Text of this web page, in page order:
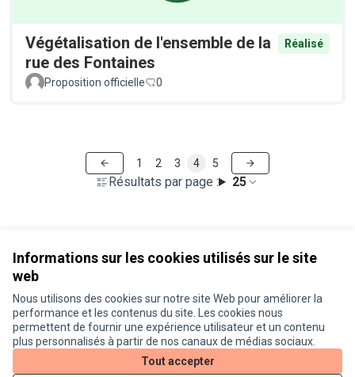
Informations sur les cookies utilisés sur le site
web
Nous utilisons des cookies sur notre site Web pour améliorer la
performance et les contenus du site. Les cookies nous
permettent de fournir une expérience utilisateur et un contenu
plus personnalisés à partir de nos canaux de médias sociaux.
Tout accepter
Végétalisation de l'ensemble de la
rue des Fontaines
Réalisé
Proposition officielle 0
Résultats par page : 25
1 2 3 4 5
Conditions d'utilisation
Paramètres des cookies
Je participe ! sur X
(Lien externe)
Je participe ! sur Facebook
Je participe ! sur Instagram